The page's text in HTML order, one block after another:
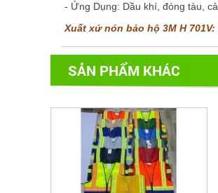
- Ứng Dụng: Dầu khí, đóng tàu,
Xuất xứ nón bảo hộ 3M H 701V:
SẢN PHẨM KHÁC